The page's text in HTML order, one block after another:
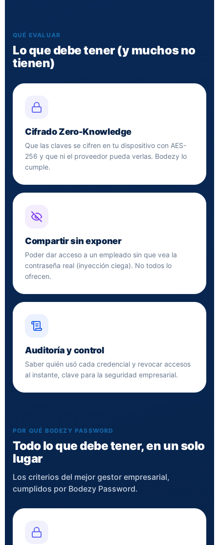
QUÉ EVALUAR
Lo que debe tener (y muchos no
tienen)
Cifrado Zero-Knowledge
Que las claves se cifren en tu dispositivo con AES-
256 y que ni el proveedor pueda verlas. Bodezy lo
cumple.
Compartir sin exponer
Poder dar acceso a un empleado sin que vea la
contraseña real (inyección ciega). No todos lo
ofrecen.
Auditoría y control
Saber quién usó cada credencial y revocar accesos
al instante, clave para la seguridad empresarial.
POR QUÉ BODEZY PASSWORD
Todo lo que debe tener, en un solo
lugar
Los criterios del mejor gestor empresarial,
cumplidos por Bodezy Password.